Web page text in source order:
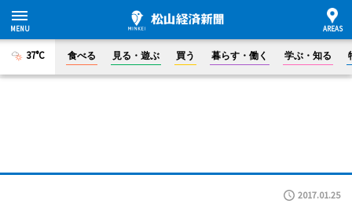
37°C 食べる 見る・遊ぶ 買う 暮らす・働く 学ぶ・知る
2017.01.25